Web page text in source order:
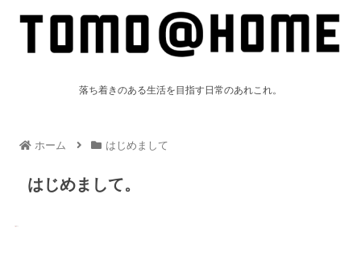
落ち着きのある生活を目指す日常のあれこれ。
ホーム はじめまして
はじめまして。